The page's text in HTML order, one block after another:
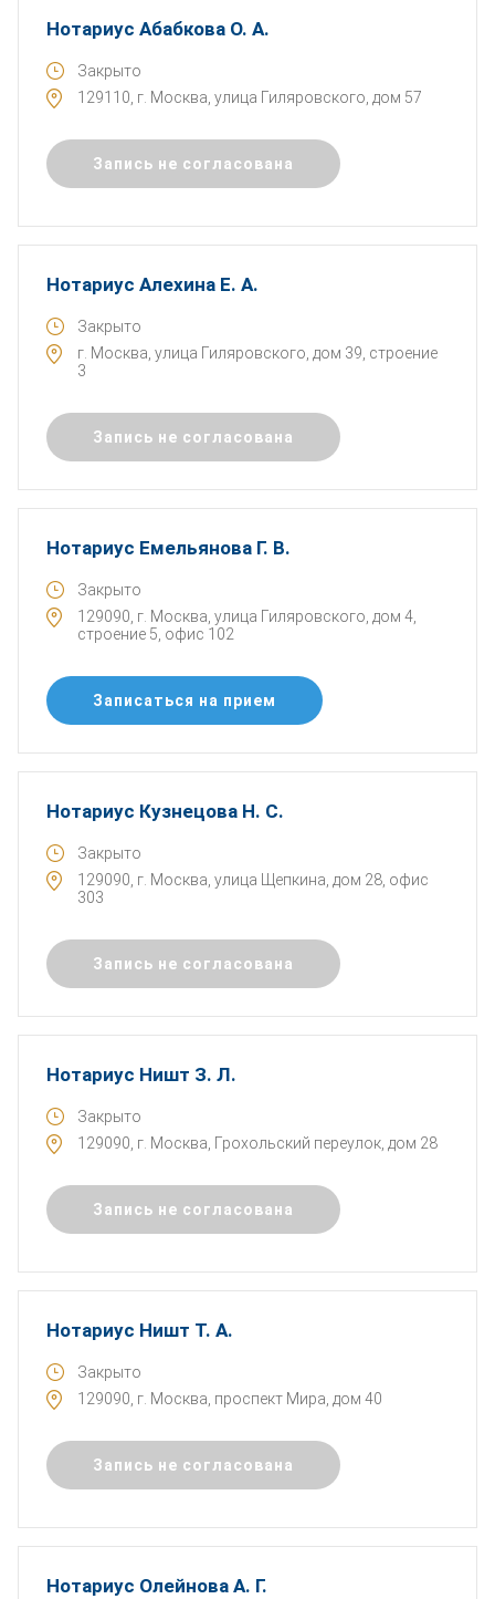
Нотариус Абабкова О. А.
Закрыто
129110, г. Москва, улица Гиляровского, дом 57
Запись не согласована
Нотариус Алехина Е. А.
Закрыто
г. Москва, улица Гиляровского, дом 39, строение
3
Запись не согласована
Нотариус Емельянова Г. В.
Закрыто
129090, г. Москва, улица Гиляровского, дом 4,
строение 5, офис 102
Записаться на прием
Нотариус Кузнецова Н. С.
Закрыто
129090, г. Москва, улица Щепкина, дом 28, офис
303
Запись не согласована
Нотариус Ништ З. Л.
Закрыто
129090, г. Москва, Грохольский переулок, дом 28
Запись не согласована
Нотариус Ништ Т. А.
Закрыто
129090, г. Москва, проспект Мира, дом 40
Запись не согласована
Нотариус Олейнова А. Г.